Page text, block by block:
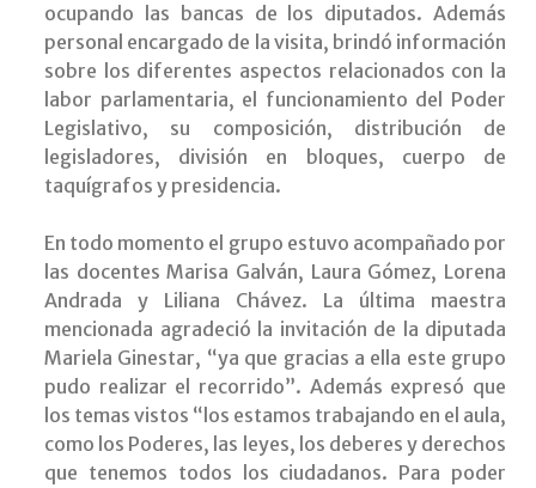
ocupando las bancas de los diputados. Además
personal encargado de la visita, brindó información
sobre los diferentes aspectos relacionados con la
labor parlamentaria, el funcionamiento del Poder
Legislativo, su composición, distribución de
legisladores, división en bloques, cuerpo de
taquígrafos y presidencia.
En todo momento el grupo estuvo acompañado por
las docentes Marisa Galván, Laura Gómez, Lorena
Andrada y Liliana Chávez. La última maestra
mencionada agradeció la invitación de la diputada
Mariela Ginestar, “ya que gracias a ella este grupo
pudo realizar el recorrido”. Además expresó que
los temas vistos “los estamos trabajando en el aula,
como los Poderes, las leyes, los deberes y derechos
que tenemos todos los ciudadanos. Para poder